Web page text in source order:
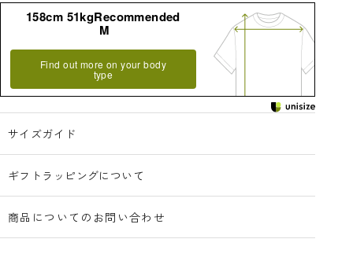
158cm 51kgRecommended
M
Find out more on your body
type
サイズガイド
ギフトラッピングについて
商品についてのお問い合わせ